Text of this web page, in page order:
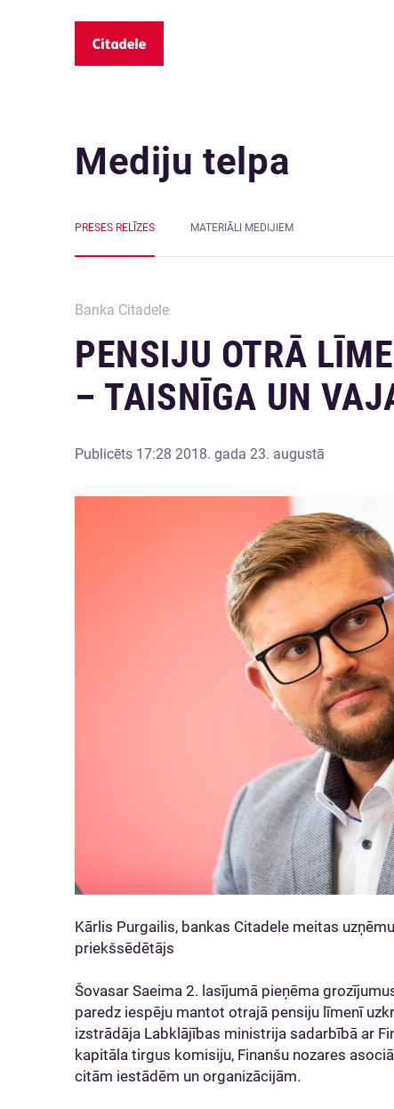
Mediju telpa
PRESES RELĪZES MATERIĀLI MEDIJIEM
Banka Citadele
PENSIJU OTRĀ
– TAISNĪGA UN
Publicēts 17:28 2018. gada 23. augustā
Kārlis Purgailis, bankas Citadele meitas
priekšsēdētājs
Šovasar Saeima 2. lasījumā pieņēma
paredz iespēju mantot otrajā pensiju līmenī
izstrādāja Labklājības ministrija sadarbībā ar
kapitāla tirgus komisiju, Finanšu nozares
citām iestādēm un organizācijām.